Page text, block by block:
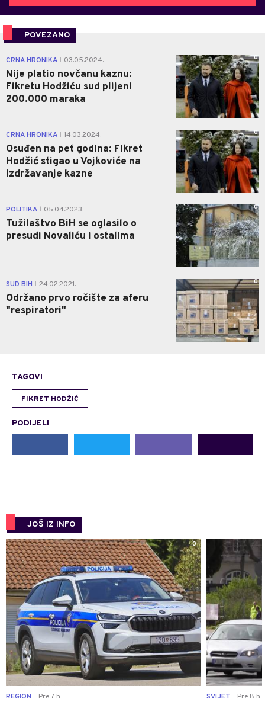
POVEZANO
CRNA HRONIKA 03.05.2024.
Nije platio novčanu kaznu:
Fikretu Hodžiću sud plijeni
200.000 maraka
0
CRNA HRONIKA 14.03.2024.
Osuđen na pet godina: Fikret
Hodžić stigao u Vojkoviće na
izdržavanje kazne
0
POLITIKA 05.04.2023.
Tužilaštvo BiH se oglasilo o
presudi Novaliću i ostalima
0
SUD BIH 24.02.2021.
Održano prvo ročište za aferu
"respiratori"
0
TAGOVI
FIKRET HODŽIĆ
PODIJELI
JOŠ IZ INFO
0
REGION Pre 7 h SVIJET Pre 8 h